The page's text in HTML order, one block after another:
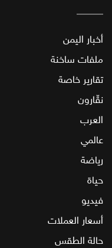
أخبار اليمن
ملفات ساخنة
تقارير خاصة
نقّارون
العرب
عالمي
رياضة
حياة
فيديو
أسعار العملات
حالة الطقس